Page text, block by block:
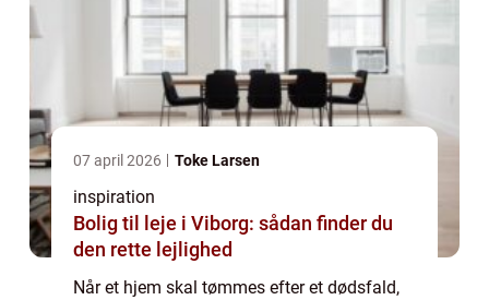
07 april 2026 Toke Larsen
inspiration
Bolig til leje i Viborg: sådan finder du
den rette lejlighed
Når et hjem skal tømmes efter et dødsfald,